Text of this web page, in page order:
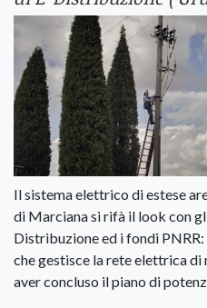
Il sistema elettrico di estese
di Marciana si rifà il look con
Distribuzione ed i fondi
che gestisce la rete elettrica di
aver concluso il piano di